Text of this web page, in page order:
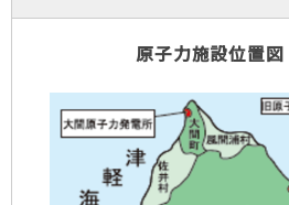
原子力施設位置図